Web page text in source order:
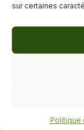
sur certaines
Politique